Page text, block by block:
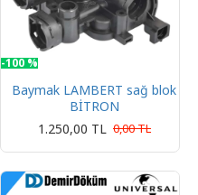
-100 %
Baymak LAMBERT sağ blok
BİTRON
1.250,00 TL 0,00 TL